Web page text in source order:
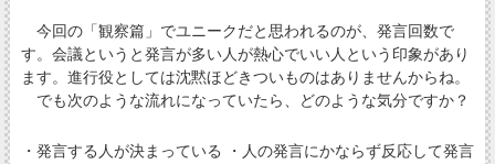
今回の「観察篇」でユニークだと思われるのが、発言回数で
す。会議というと発言が多い人が熱心でいい人という印象があり
ます。進行役としては沈黙ほどきついものはありませんからね。
でも次のような流れになっていたら、どのような気分ですか？
・発言する人が決まっている ・人の発言にかならず反応して発言